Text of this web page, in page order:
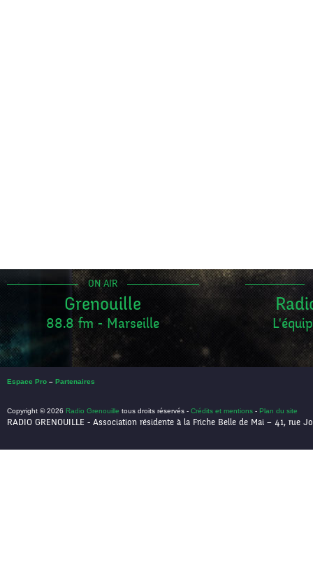
ON AIR
Grenouille
88.8 fm - Marseille
Espace Pro – Partenaires
Copyright © 2026 Radio Grenouille tous droits réservés - Crédits et mentions - Plan du site
RADIO GRENOUILLE - Association résidente à la Friche Belle de Mai – 41, rue